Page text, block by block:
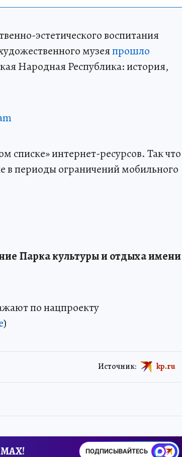
эстетического воспитания
музеяпрошло
Народная Республика: история,
списке» интернет-ресурсов. Так что
в периоды ограничений мобильного
Парка культуры и отдыха имени
по нацпроекту
)
Источник: kp.ru
ПОДПИСЫВАЙТЕСЬ